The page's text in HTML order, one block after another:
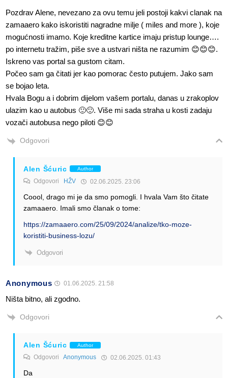
Pozdrav Alene, nevezano za ovu temu jeli postoji kakvi clanak na
zamaaero kako iskoristiti nagradne milje ( miles and more ), koje
mogućnosti imamo. Koje kreditne kartice imaju pristup lounge….
po internetu tražim, piše sve a ustvari ništa ne razumim 😊😊😊.
Iskreno vas portal sa gustom citam.
Počeo sam ga čitati jer kao pomorac često putujem. Jako sam
se bojao leta.
Hvala Bogu a i dobrim dijelom vašem portalu, danas u zrakoplov
ulazim kao u autobus 🙂🙂. Više mi sada straha u kosti zadaju
vozači autobusa nego piloti 😊😊
Odgovori
Alen Šćuric Author
Odgovori HŽV 02.06.2025. 23:06
Coool, drago mi je da smo pomogli. I hvala Vam što čitate
zamaaero. Imali smo članak o tome:
https://zamaaero.com/25/09/2024/analize/tko-moze-
koristiti-business-lozu/
Odgovori
Anonymous 01.06.2025. 21:58
Ništa bitno, ali zgodno.
Odgovori
Alen Šćuric Author
Odgovori Anonymous 02.06.2025. 01:43
Da